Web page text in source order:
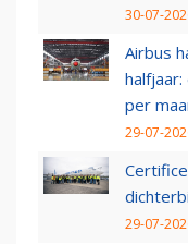
30-07-
Airbus
halfjaar:
per
29-07-
29-07-